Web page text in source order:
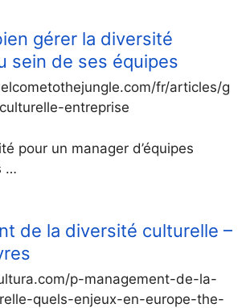
gérer la diversité
sein de ses équipes
fr/articles/g
entreprise
pour un manager d’équipes
…
de la diversité culturelle –
p-management-de-la-
quels-enjeux-en-europe-the-